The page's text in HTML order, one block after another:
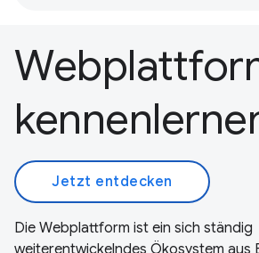
Jetzt entdecken
Die Webplattform ist ein sich ständig
weiterentwickelndes Ökosystem aus